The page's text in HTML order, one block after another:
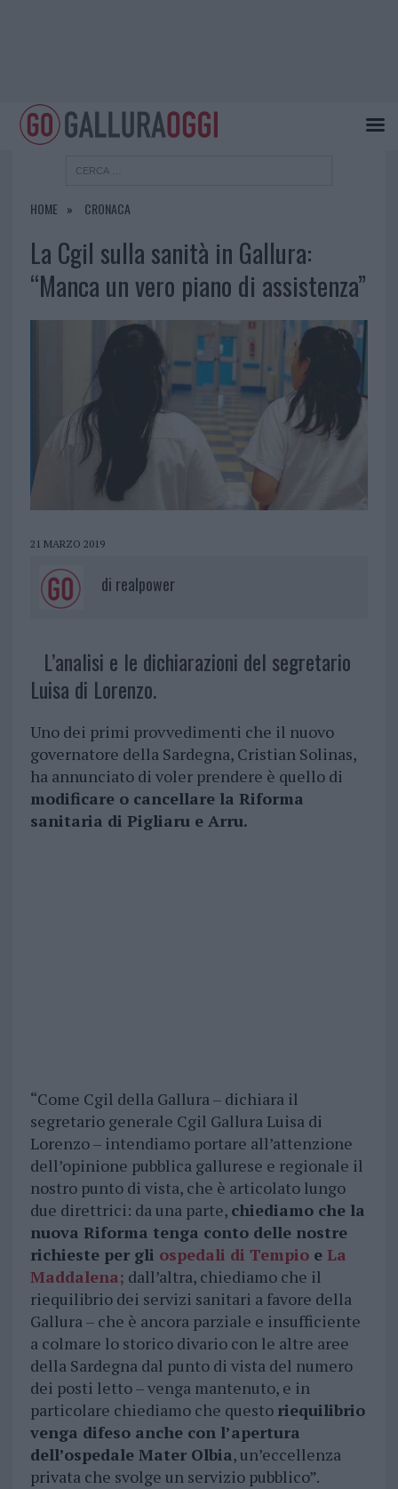
HOME CRONACA
La Cgil sulla sanità in Gallura:
“Manca un vero piano di assistenza”
21 MARZO 2019
di realpower
L’analisi e le dichiarazioni del segretario
Luisa di Lorenzo.
Uno dei primi provvedimenti che il nuovo
governatore della Sardegna, Cristian Solinas,
ha annunciato di voler prendere è quello di
modificare o cancellare la Riforma
sanitaria di Pigliaru e Arru.
“Come Cgil della Gallura – dichiara il
segretario generale Cgil Gallura Luisa di
Lorenzo – intendiamo portare all’attenzione
dell’opinione pubblica gallurese e regionale il
nostro punto di vista, che è articolato lungo
due direttrici: da una parte, chiediamo che la
nuova Riforma tenga conto delle nostre
richieste per gli ospedali di Tempioe La
Maddalena; dall’altra, chiediamo che il
riequilibrio dei servizi sanitari a favore della
Gallura – che è ancora parziale e insufficiente
a colmare lo storico divario con le altre aree
della Sardegna dal punto di vista del numero
dei posti letto – venga mantenuto, e in
particolare chiediamo che questo riequilibrio
venga difeso anche con l’apertura
dell’ospedale Mater Olbia, un’eccellenza
privata che svolge un servizio pubblico”.